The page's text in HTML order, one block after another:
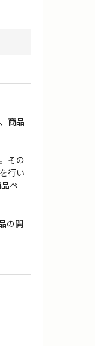
商品
その
行い
ペ
の開